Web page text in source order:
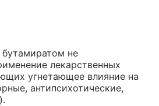
не
лекарственных
угнетающее влияние на
антипсихотические,